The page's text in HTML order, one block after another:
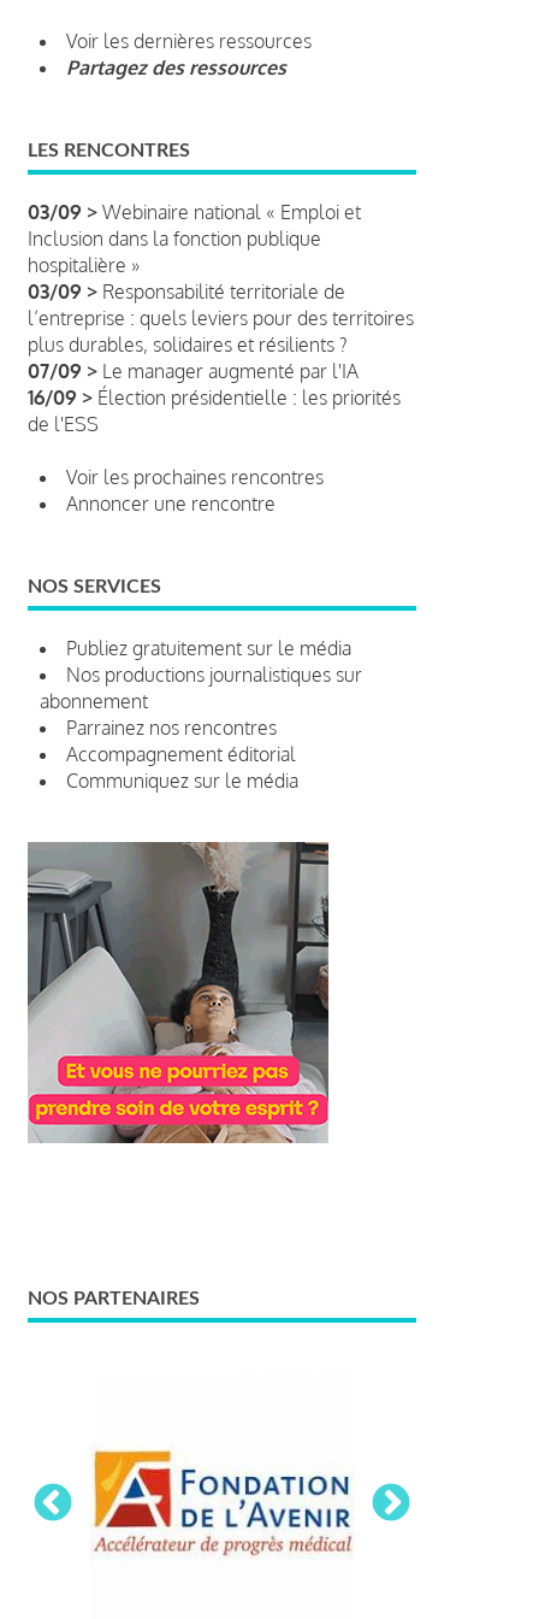
Voir les dernières ressources
Partagez des ressources
LES RENCONTRES
03/09 > Webinaire national « Emploi et
Inclusion dans la fonction publique
hospitalière »
03/09 > Responsabilité territoriale de
l’entreprise : quels leviers pour des territoires
plus durables, solidaires et résilients ?
07/09 > Le manager augmenté par l'IA
16/09 > Élection présidentielle : les priorités
de l'ESS
Voir les prochaines rencontres
Annoncer une rencontre
NOS SERVICES
Publiez gratuitement sur le média
Nos productions journalistiques sur
abonnement
Parrainez nos rencontres
Accompagnement éditorial
Communiquez sur le média
NOS PARTENAIRES